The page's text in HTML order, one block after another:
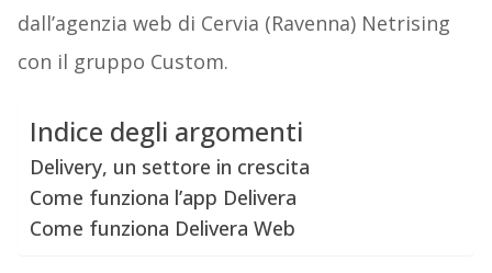
dall’agenzia web di Cervia (Ravenna) Netrising
con il gruppo Custom.
Indice degli argomenti
Delivery, un settore in crescita
Come funziona l’app Delivera
Come funziona Delivera Web